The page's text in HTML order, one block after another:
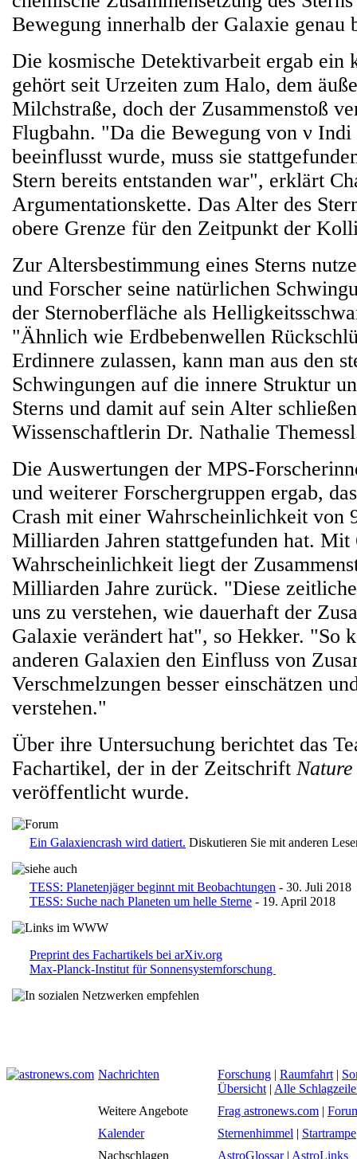
Bewegung innerhalb der Galaxie genau
Die kosmische Detektivarbeit ergab ein
gehört seit Urzeiten zum Halo, dem
Milchstraße, doch der Zusammenstoß
Flugbahn. "Da die Bewegung von ν
beeinflusst wurde, muss sie
Stern bereits entstanden war", erklärt
Argumentationskette. Das Alter des
obere Grenze für den Zeitpunkt der
Zur Altersbestimmung eines Sterns
und Forscher seine natürlichen
der Sternoberfläche als
"Ähnlich wie Erdbebenwellen
Erdinnere zulassen, kann man aus den
Schwingungen auf die innere Struktur
Sterns und damit auf sein Alter
Wissenschaftlerin Dr. Nathalie
Die Auswertungen der MPS-
und weiterer Forschergruppen ergab,
Crash mit einer Wahrscheinlichkeit von
Milliarden Jahren stattgefunden hat. Mit
Wahrscheinlichkeit liegt der
Milliarden Jahre zurück. "Diese
uns zu verstehen, wie dauerhaft der
Galaxie verändert hat", so Hekker. "So
anderen Galaxien den Einfluss von
Verschmelzungen besser einschätzen
verstehen."
Über ihre Untersuchung berichtet das
Fachartikel, der in der Zeitschrift
veröffentlicht wurde.
Ein Galaxiencrash wird datiert. Diskutieren Sie mit anderen
TESS: Planetenjäger beginnt mit Beobachtungen - 30. Juli 2018
TESS: Suche nach Planeten um helle Sterne - 19. April 2018
Preprint des Fachartikels bei arXiv.org
Max-Planck-Institut für Sonnensystemforschung
Nachrichten Forschung | Raumfahrt |
Übersicht | Alle
Weitere Angebote
Frag astronews.com |
Kalender
Sternenhimmel | Startrampe
Nachschlagen
AstroGlossar| AstroLinks